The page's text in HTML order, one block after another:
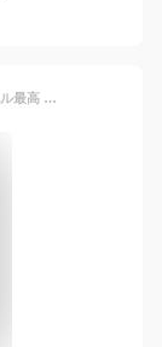
スーパーセール 半額 【楽天26冠1位 耐切創レベル最高 滑り止め付き】 防刃手袋 両手1双 耐切創手袋 軍手 女性用 作業用手袋 調理用手袋 滑り止め 作業用 メカニクスグローブ 手袋 作業手袋 キッチン手袋 料理 チェーンソー ラバー軍手 防寒作業手袋 送料無料